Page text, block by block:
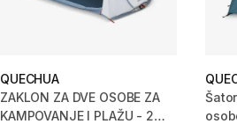
QUECHUA
ZAKLON ZA DVE OSOBE ZA
KAMPOVANJE I PLAŽU - 2